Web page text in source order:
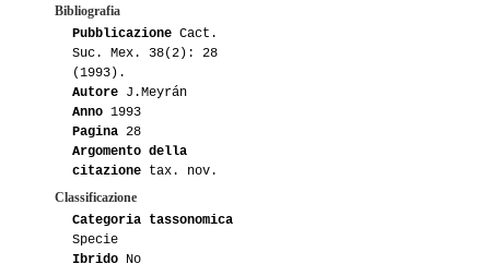
Bibliografia
Pubblicazione Cact.
Suc. Mex. 38(2): 28
(1993).
Autore J.Meyrán
Anno 1993
Pagina 28
Argomento della
citazione tax. nov.
Classificazione
Categoria tassonomica
Specie
Ibrido No